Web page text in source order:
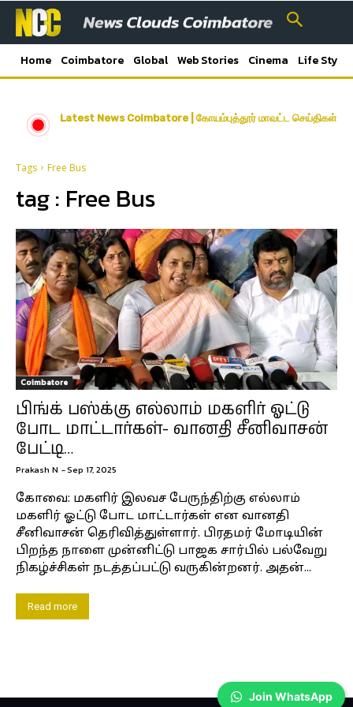
Home Coimbatore Global Web Stories Cinema Life Style
Latest News Coimbatore | கோயம்புத்தூர் மாவட்ட செய்திகள்
Tags Free Bus
tag : Free Bus
Coimbatore
பிங்க் பஸ்க்கு எல்லாம் மகளிர் ஓட்டு
போட மாட்டார்கள்- வானதி சீனிவாசன்
பேட்டி…
Prakash N -Sep 17, 2025
கோவை: மகளிர் இலவச பேருந்திற்கு எல்லாம்
மகளிர் ஓட்டு போட மாட்டார்கள் என வானதி
சீனிவாசன் தெரிவித்துள்ளார். பிரதமர் மோடியின்
பிறந்த நாளை முன்னிட்டு பாஜக சார்பில் பல்வேறு
நிகழ்ச்சிகள் நடத்தப்பட்டு வருகின்றனர். அதன்...
Read more
Join WhatsApp